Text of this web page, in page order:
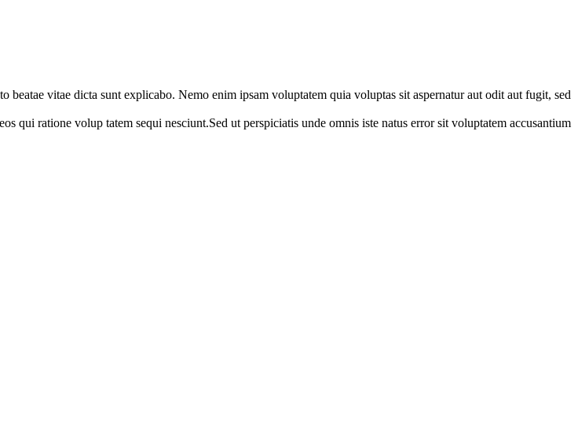
vitae dicta sunt explicabo. Nemo enim ipsam voluptatem quia voluptas sit aspernatur aut odit aut fugit, sed
qui ratione volup tatem sequi nesciunt.Sed ut perspiciatis unde omnis iste natus error sit voluptatem accusantium